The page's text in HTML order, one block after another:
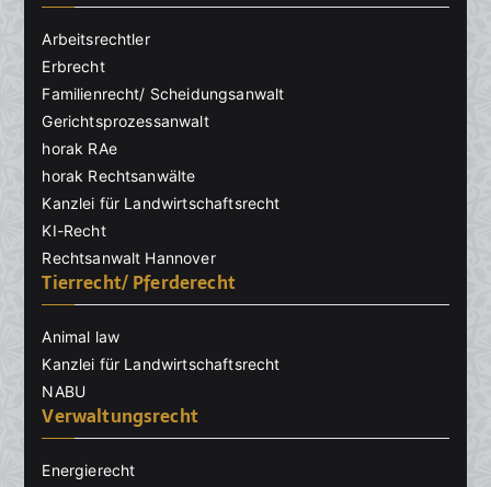
Arbeitsrechtler
Erbrecht
Familienrecht/ Scheidungsanwalt
Gerichtsprozessanwalt
horak RAe
horak Rechtsanwälte
Kanzlei für Landwirtschaftsrecht
KI-Recht
Rechtsanwalt Hannover
Tierrecht/ Pferderecht
Animal law
Kanzlei für Landwirtschaftsrecht
NABU
Verwaltungsrecht
Energierecht